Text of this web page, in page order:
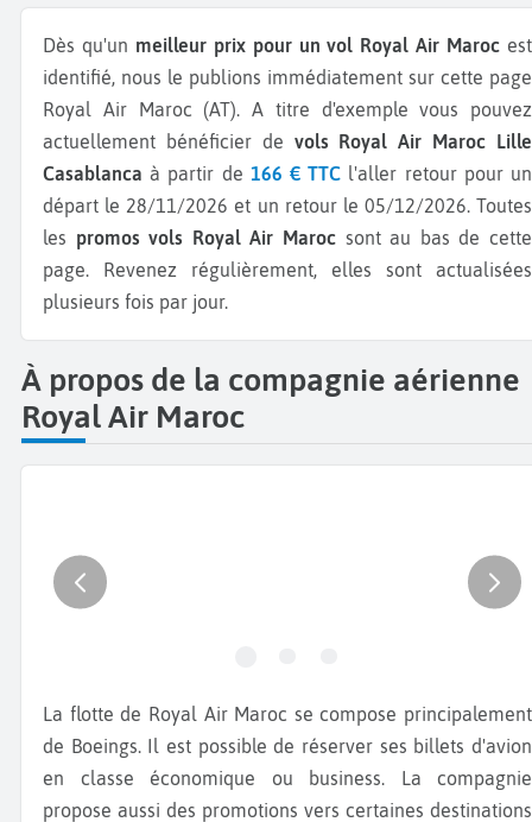
Dès qu'un meilleur prix pour un vol Royal Air Maroc est
identifié, nous le publions immédiatement sur cette page
Royal Air Maroc (AT). A titre d'exemple vous pouvez
actuellement bénéficier de vols Royal Air Maroc Lille
Casablancaà partir de 166 € TTC l'aller retour pour un
départ le 28/11/2026 et un retour le 05/12/2026. Toutes
les promos vols Royal Air Maroc sont au bas de cette
page. Revenez régulièrement, elles sont actualisées
plusieurs fois par jour.
À propos de la compagnie aérienne
Royal Air Maroc
La flotte de Royal Air Maroc se compose principalement
de Boeings. Il est possible de réserver ses billets d'avion
en classe économique ou business. La compagnie
propose aussi des promotions vers certaines destinations